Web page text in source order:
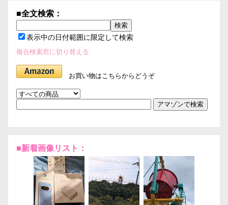
■全文検索：
表示中の日付範囲に限定して検索
複合検索窓に切り替える
お買い物はこちらからどうぞ
■新着画像リスト：